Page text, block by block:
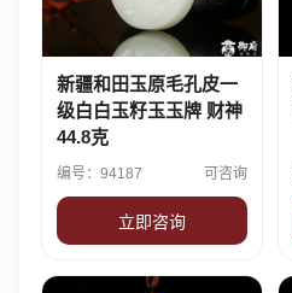
新疆和田玉原毛孔皮一
级白白玉籽玉玉牌 财神
44.8克
编号：94187 可咨询
立即咨询